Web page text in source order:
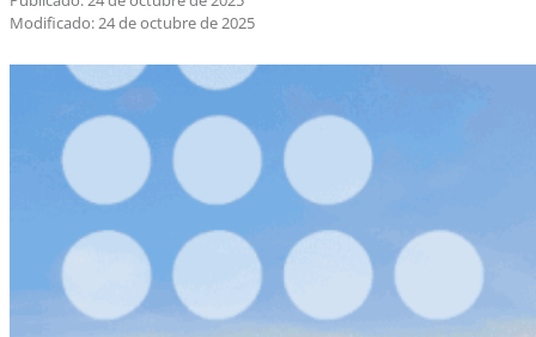
Modificado: 24 de octubre de 2025